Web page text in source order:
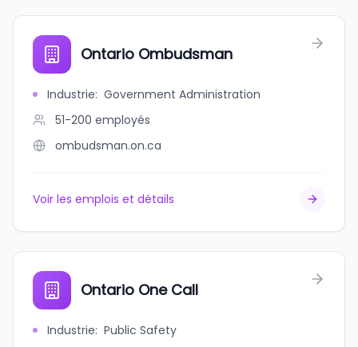
Ontario Ombudsman
Industrie: Government Administration
51-200 employés
ombudsman.on.ca
Voir les emplois et détails
Ontario One Call
Industrie: Public Safety